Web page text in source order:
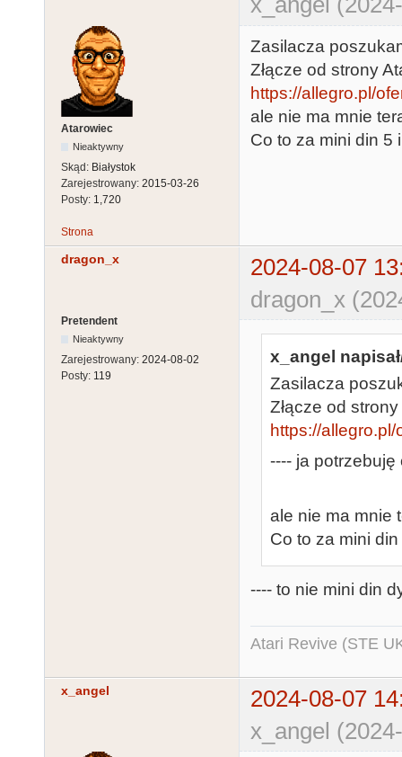
Atarowiec
Nieaktywny
Skąd: Białystok
Zarejestrowany: 2015-03-26
Posty: 1,720
Zasilacza
Złącze od strony
https://allegro.pl/
ale nie ma mnie
Co to za mini din 5
Strona
dragon_x
2024-08-07
dragon_x
Pretendent
Nieaktywny
Zarejestrowany: 2024-08-02
Posty: 119
x_angel
Zasilacza
Złącze od
https://
---- ja
ale nie ma mnie
Co to za mini
---- to nie mini din
Atari Revive (STE
x_angel
2024-08-07
x_angel